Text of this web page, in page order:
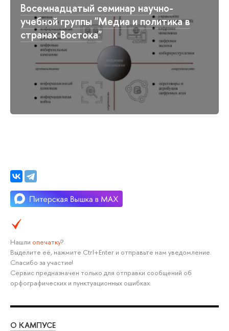
Восемнадцатый семинар научно-
учебной группы "Медиа и политика в
странах Востока"
Нашли опечатку?
Выделите её, нажмите Ctrl+Enter и отправьте нам уведомление.
Спасибо за участие!
Сервис предназначен только для отправки сообщений об
орфографических и пунктуационных ошибках.
О КАМПУСЕ